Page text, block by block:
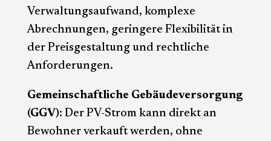
Verwaltungsaufwand, komplexe
Abrechnungen, geringere Flexibilität in
der Preisgestaltung und rechtliche
Anforderungen.
Gemeinschaftliche Gebäudeversorgung
(GGV): Der PV-Strom kann direkt an
Bewohner verkauft werden, ohne